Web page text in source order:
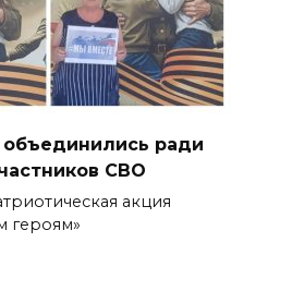
ради
СВО
акция
героям»